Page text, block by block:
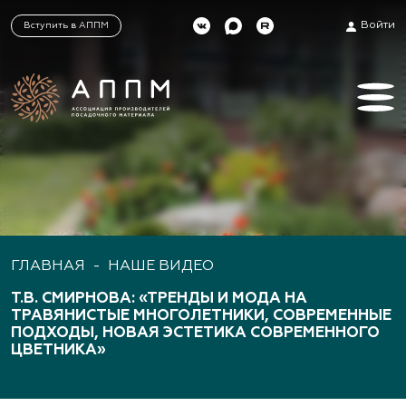
Вступить в АППМ Войти
ГЛАВНАЯ - НАШE ВИДЕО
Т.В. СМИРНОВА: «ТРЕНДЫ И МОДА НА
ТРАВЯНИСТЫЕ МНОГОЛЕТНИКИ, СОВРЕМЕННЫЕ
ПОДХОДЫ, НОВАЯ ЭСТЕТИКА СОВРЕМЕННОГО
ЦВЕТНИКА»